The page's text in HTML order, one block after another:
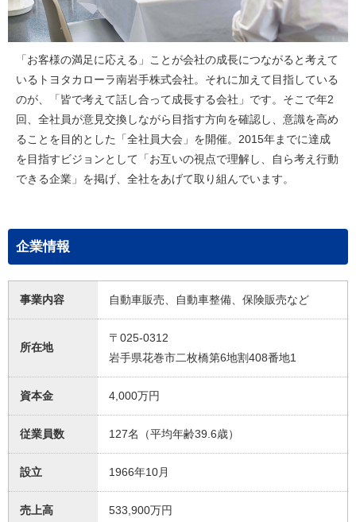
「お客様の満足に応える」ことが会社の成長につながると考えて
いるトヨタカローラ南岩手株式会社。それに加えて目指している
のが、「皆で考えて話し合って成長する会社」です。そこで年2
回、全社員が意見交換しながら目指す方向を確認し、意識を高め
ることを目的とした「全社員大会」を開催。2015年までに達成
を目指すビジョンとして「お互いの視点で理解し、自ら考え行動
できる企業」を掲げ、全社をあげて取り組んでいます。
企業情報
事業内容 自動車販売、自動車整備、保険販売など
所在地
〒025-0312
岩手県花巻市二枚橋第6地割408番地1
資本金 4,000万円
従業員数 127名（平均年齢39.6歳）
設立 1966年10月
売上高 533,900万円